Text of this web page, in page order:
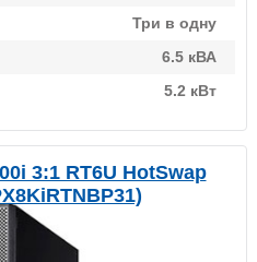
Три в одну
6.5 кВА
5.2 кВт
3:1 RT6U HotSwap